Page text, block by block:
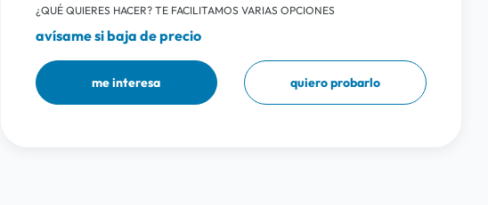
¿QUÉ QUIERES HACER? TE FACILITAMOS VARIAS OPCIONES
avísame si baja de precio
me interesa quiero probarlo